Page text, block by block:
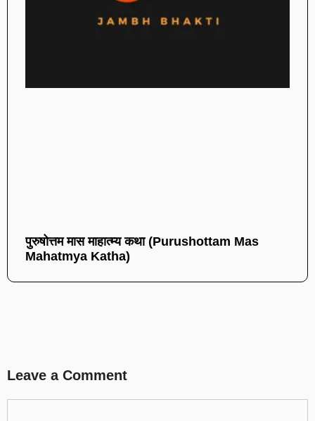
पुरुषोत्तम मास माहात्म्य कथा (Purushottam Mas
Mahatmya Katha)
Leave a Comment